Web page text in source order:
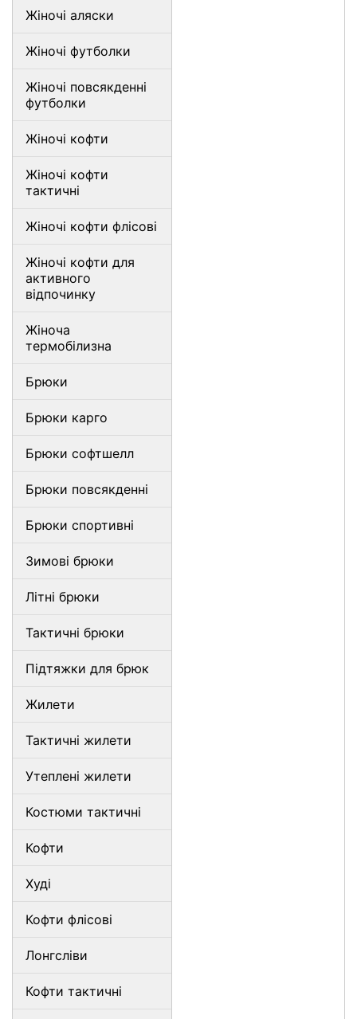
Жіночі аляски
Жіночі футболки
Жіночі повсякденні
футболки
Жіночі кофти
Жіночі кофти
тактичні
Жіночі кофти флісові
Жіночі кофти для
активного
відпочинку
Жіноча
термобілизна
Брюки
Брюки карго
Брюки софтшелл
Брюки повсякденні
Брюки спортивні
Зимові брюки
Літні брюки
Тактичні брюки
Підтяжки для брюк
Жилети
Тактичні жилети
Утеплені жилети
Костюми тактичні
Кофти
Худі
Кофти флісові
Лонгсліви
Кофти тактичні